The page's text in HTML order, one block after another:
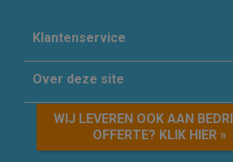
Klantenservice
Over deze site
WIJ LEVEREN OOK AAN
OFFERTE? KLIK HIER »